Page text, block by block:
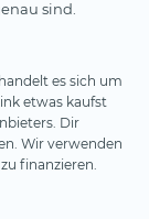
sind.
es sich um
etwas kaufst
Dir
Wir verwenden
finanzieren.